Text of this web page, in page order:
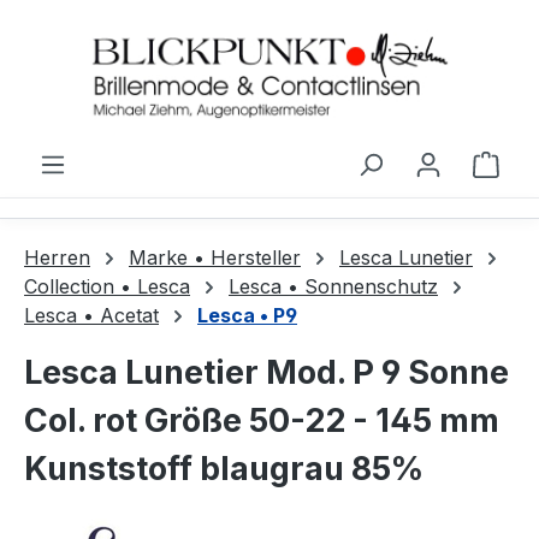
Herren Marke • Hersteller
Lesca Lunetier
Collection • Lesca
Lesca • Sonnenschutz
Lesca • Acetat
Lesca • P9
Lesca Lunetier Mod. P 9 Sonne
Col. rot Größe 50-22 - 145 mm
Kunststoff blaugrau 85%